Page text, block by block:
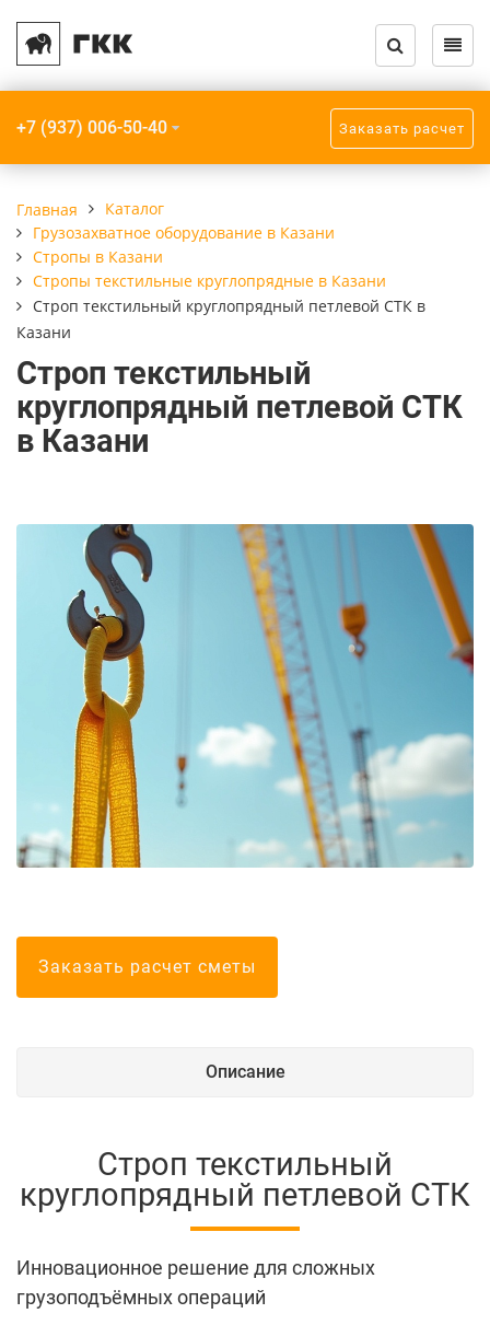
+7 (937) 006-50-40 Заказать расчет
Назад
Каталог кранов и запчастей
Крановое оборудование
Назад
Крановое
Краны
Краны
Мобильные
Болгарские
оборудование
Назад
Траверсы
Взрывозащищенное
оборудование
Назад
Прочее
Крюки
Шинопроводы
Назад
Услуги
Модернизация кранов
Монтаж подкрановых путей
Радиоуправление кранов
Ремонт кранов
ТО, ПТО, ЧТО кранов
Назад
О компании
Компания
Главная
Каталог
Грузозахватное оборудование в Казани
Стропы в Казани
Стропы текстильные круглопрядные в Казани
Строп текстильный круглопрядный петлевой СТК в
Казани
Строп текстильный
круглопрядный петлевой СТК
в Казани
Заказать расчет сметы
Описание
Строп текстильный
круглопрядный петлевой СТК
Инновационное решение для сложных
грузоподъёмных операций